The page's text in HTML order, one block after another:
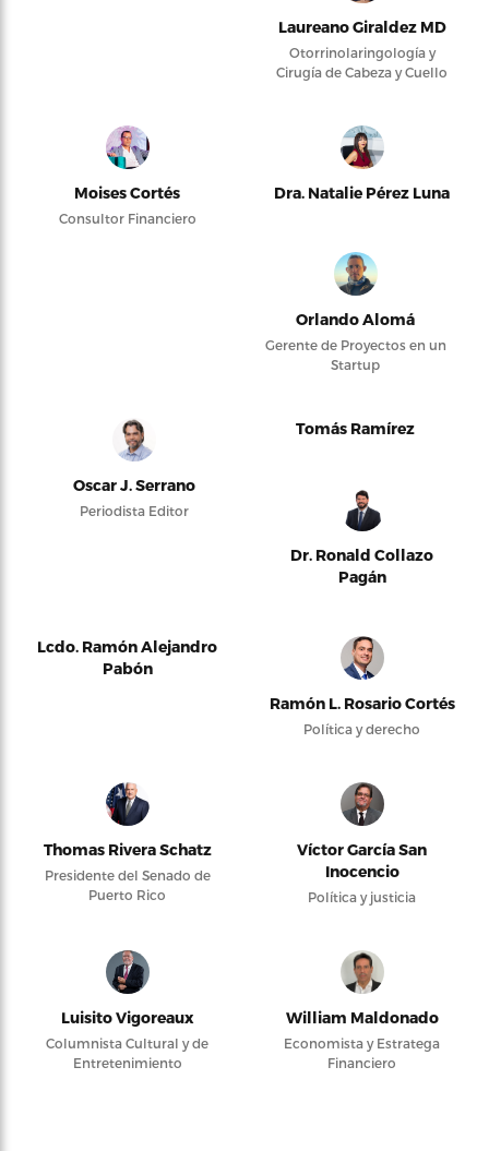
Laureano Giraldez MD
Otorrinolaringología y
Cirugía de Cabeza y Cuello
Moises Cortés
Consultor Financiero
Dra. Natalie Pérez Luna
Orlando Alomá
Gerente de Proyectos en un
Startup
Oscar J. Serrano
Periodista Editor
Tomás Ramírez
Dr. Ronald Collazo
Pagán
Lcdo. Ramón Alejandro
Pabón
Ramón L. Rosario Cortés
Política y derecho
Thomas Rivera Schatz
Presidente del Senado de
Puerto Rico
Víctor García San
Inocencio
Política y justicia
Luisito Vigoreaux
Columnista Cultural y de
Entretenimiento
William Maldonado
Economista y Estratega
Financiero